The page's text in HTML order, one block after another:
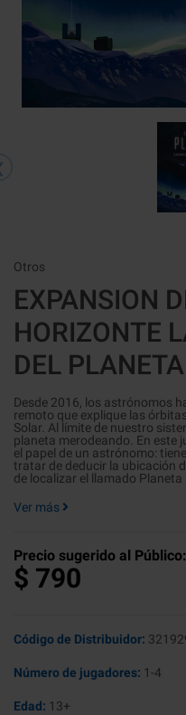
Otros
EXPANSION
HORIZONTE
DEL
Desde 2016, los astrónomos
remoto que explique las
Solar. Al límite de nuestro
planeta merodeando. En este
el papel de un astrónomo:
tratar de deducir la ubicación
de localizar el llamado Planeta
Ver más
Precio sugerido al Público:
$ 790
Código de Distribuidor:
Número de jugadores: 1-4
Edad: 13+